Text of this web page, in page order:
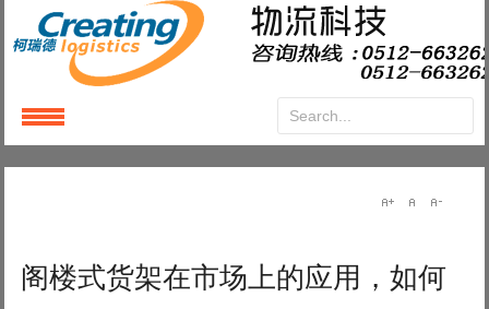
阁楼式货架在市场上的应用，如何
LoginorRegister